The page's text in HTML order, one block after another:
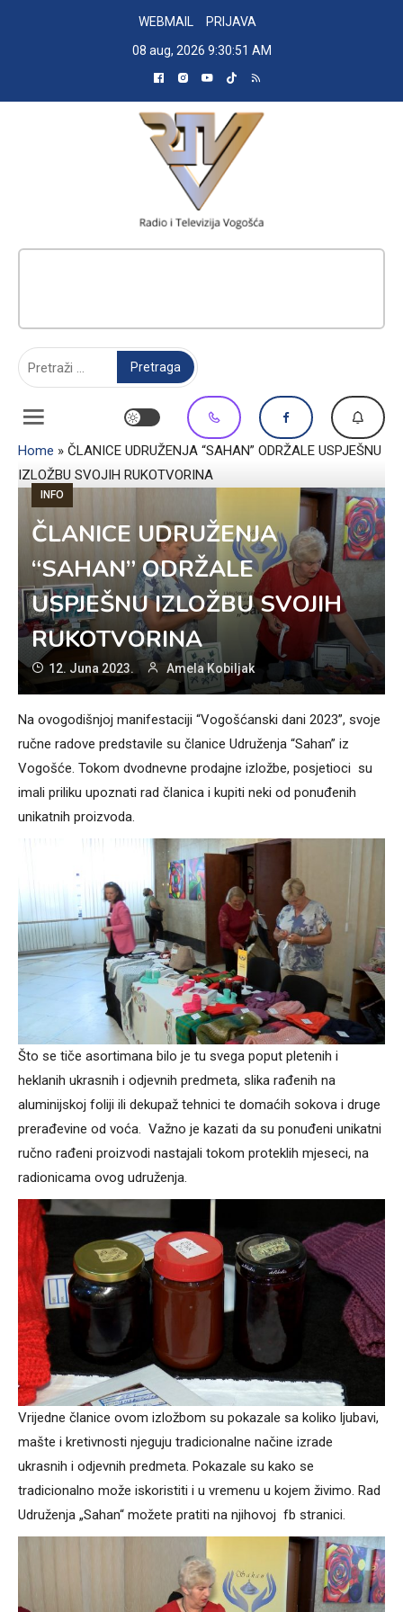
WEBMAIL
PRIJAVA
08 aug, 2026 9:30:52 AM
Home » ČLANICE UDRUŽENJA “SAHAN” ODRŽALE USPJEŠNU
IZLOŽBU SVOJIH RUKOTVORINA
INFO
ČLANICE UDRUŽENJA
“SAHAN” ODRŽALE
USPJEŠNU IZLOŽBU SVOJIH
RUKOTVORINA
12. Juna 2023. Amela Kobiljak
Na ovogodišnjoj manifestaciji “Vogošćanski dani 2023”, svoje
ručne radove predstavile su članice Udruženja “Sahan” iz
Vogošće. Tokom dvodnevne prodajne izložbe, posjetioci su
imali priliku upoznati rad članica i kupiti neki od ponuđenih
unikatnih proizvoda.
Što se tiče asortimana bilo je tu svega poput pletenih i
heklanih ukrasnih i odjevnih predmeta, slika rađenih na
aluminijskoj foliji ili dekupaž tehnici te domaćih sokova i druge
prerađevine od voća. Važno je kazati da su ponuđeni unikatni
ručno rađeni proizvodi nastajali tokom proteklih mjeseci, na
radionicama ovog udruženja.
Vrijedne članice ovom izložbom su pokazale sa koliko ljubavi,
mašte i kretivnosti njeguju tradicionalne načine izrade
ukrasnih i odjevnih predmeta. Pokazale su kako se
tradicionalno može iskoristiti i u vremenu u kojem živimo. Rad
Udruženja „Sahan“ možete pratiti na njihovoj fb stranici.